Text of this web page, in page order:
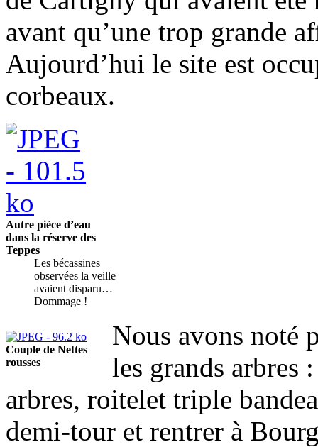
avant qu’une trop grande
Aujourd’hui le site est
corbeaux.
Autre pièce d’eau
dans la réserve des
Teppes
Les bécassines
observées la veille
avaient disparu…
Dommage !
Couple de Nettes
rousses
Nous avons noté
les grands arbres
arbres, roitelet triple
demi-tour et rentrer à